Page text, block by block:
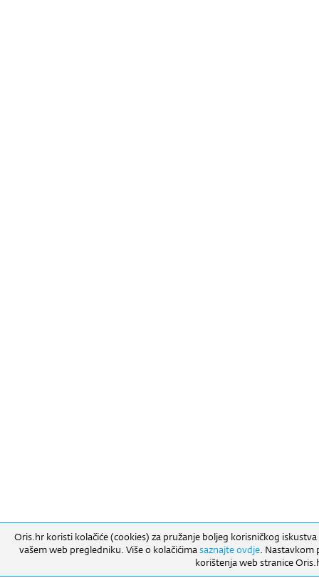
Oris.hr koristi kolačiće (cookies) za pružanje boljeg korisničkog
vašem web pregledniku. Više o kolačićimasaznajte ovdje. Nastavkom
korištenja web stranice